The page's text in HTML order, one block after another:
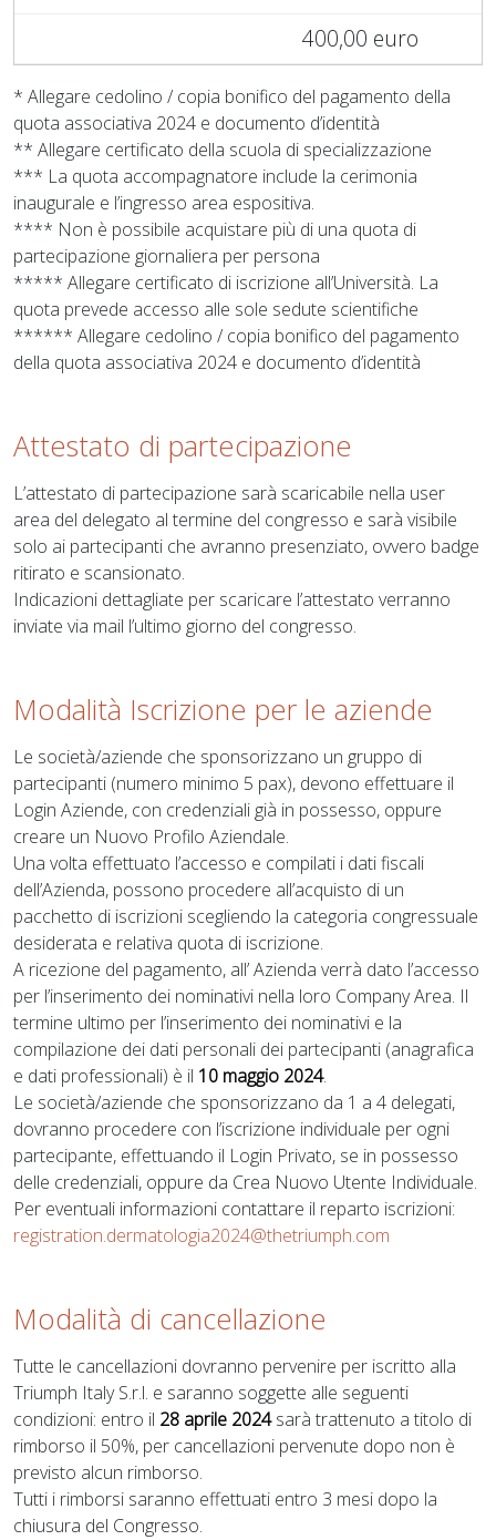
400,00 euro
* Allegare cedolino / copia bonifico del pagamento della
quota associativa 2024 e documento d’identità
** Allegare certificato della scuola di specializzazione
*** La quota accompagnatore include la cerimonia
inaugurale e l’ingresso area espositiva.
**** Non è possibile acquistare più di una quota di
partecipazione giornaliera per persona
***** Allegare certificato di iscrizione all’Università. La
quota prevede accesso alle sole sedute scientifiche
****** Allegare cedolino / copia bonifico del pagamento
della quota associativa 2024 e documento d’identità
Attestato di partecipazione
L’attestato di partecipazione sarà scaricabile nella user
area del delegato al termine del congresso e sarà visibile
solo ai partecipanti che avranno presenziato, ovvero badge
ritirato e scansionato.
Indicazioni dettagliate per scaricare l’attestato verranno
inviate via mail l’ultimo giorno del congresso.
Modalità Iscrizione per le aziende
Le società/aziende che sponsorizzano un gruppo di
partecipanti (numero minimo 5 pax), devono effettuare il
Login Aziende, con credenziali già in possesso, oppure
creare un Nuovo Profilo Aziendale.
Una volta effettuato l’accesso e compilati i dati fiscali
dell’Azienda, possono procedere all’acquisto di un
pacchetto di iscrizioni scegliendo la categoria congressuale
desiderata e relativa quota di iscrizione.
A ricezione del pagamento, all’ Azienda verrà dato l’accesso
per l’inserimento dei nominativi nella loro Company Area. Il
termine ultimo per l’inserimento dei nominativi e la
compilazione dei dati personali dei partecipanti (anagrafica
e dati professionali) è il 10 maggio 2024.
Le società/aziende che sponsorizzano da 1 a 4 delegati,
dovranno procedere con l’iscrizione individuale per ogni
partecipante, effettuando il Login Privato, se in possesso
delle credenziali, oppure da Crea Nuovo Utente Individuale.
Per eventuali informazioni contattare il reparto iscrizioni:
registration.dermatologia2024@thetriumph.com
Modalità di cancellazione
Tutte le cancellazioni dovranno pervenire per iscritto alla
Triumph Italy S.r.l. e saranno soggette alle seguenti
condizioni: entro il 28 aprile 2024sarà trattenuto a titolo di
rimborso il 50%, per cancellazioni pervenute dopo non è
previsto alcun rimborso.
Tutti i rimborsi saranno effettuati entro 3 mesi dopo la
chiusura del Congresso.